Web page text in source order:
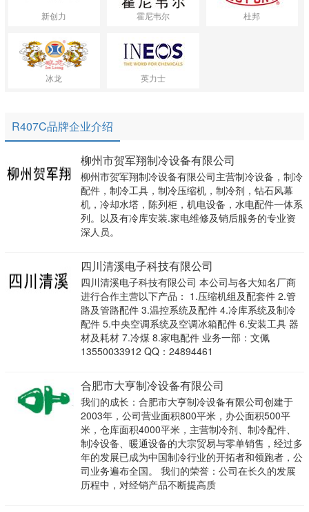
新创力 霍尼韦尔 杜邦
冰龙 英力士
R407C品牌企业介绍
柳州市贺军翔制冷设备有限公司
柳州市贺军翔制冷设备有限公司主营制冷设备，制冷
配件，制冷工具，制冷压缩机，制冷剂，钻石风幕
机，冷却水塔，陈列柜，机电设备，水电配件一体系
列。以及有冷库安装.家电维修及销后服务的专业资
深人员。
四川清溪电子科技有限公司
四川清溪电子科技有限公司 本公司与各大知名厂商
进行合作主营以下产品： 1.压缩机组及配套件 2.管
路及管路配件 3.温控系统及配件 4.冷库系统及制冷
配件 5.中央空调系统及空调冰箱配件 6.安装工具 器
材及耗材 7.冷煤 8.家电配件 业务一部：文佩
13550033912 QQ：24894461
合肥市大亨制冷设备有限公司
我们的成长：合肥市大亨制冷设备有限公司创建于
2003年，公司营业面积800平米，办公面积500平
米，仓库面积4000平米，主营制冷剂、制冷配件、
制冷设备、暖通设备的大宗贸易与零单销售，经过多
年的发展已成为中国制冷行业的开拓者和领跑者，公
司业务遍布全国。 我们的荣誉：公司在长久的发展
历程中，对经销产品不断提高质